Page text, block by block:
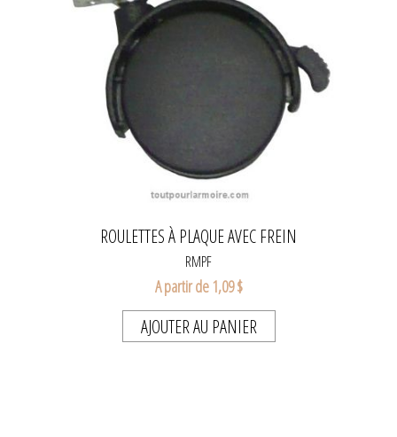
ROULETTES À PLAQUE AVEC FREIN
RMPF
A partir de 1,09 $
AJOUTER AU PANIER